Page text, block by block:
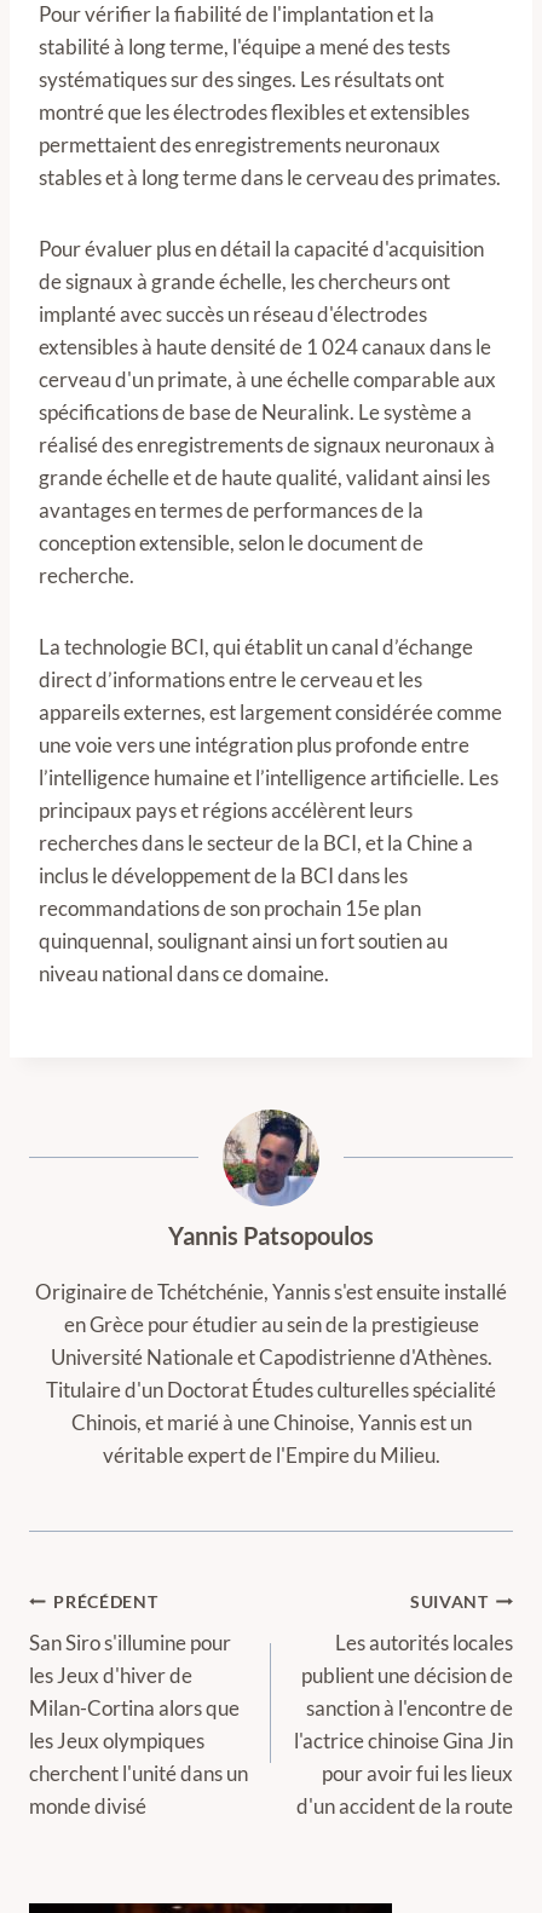
Pour vérifier la fiabilité de l'implantation et la
stabilité à long terme, l'équipe a mené des tests
systématiques sur des singes. Les résultats ont
montré que les électrodes flexibles et extensibles
permettaient des enregistrements neuronaux
stables et à long terme dans le cerveau des primates.
Pour évaluer plus en détail la capacité d'acquisition
de signaux à grande échelle, les chercheurs ont
implanté avec succès un réseau d'électrodes
extensibles à haute densité de 1 024 canaux dans le
cerveau d'un primate, à une échelle comparable aux
spécifications de base de Neuralink. Le système a
réalisé des enregistrements de signaux neuronaux à
grande échelle et de haute qualité, validant ainsi les
avantages en termes de performances de la
conception extensible, selon le document de
recherche.
La technologie BCI, qui établit un canal d’échange
direct d’informations entre le cerveau et les
appareils externes, est largement considérée comme
une voie vers une intégration plus profonde entre
l’intelligence humaine et l’intelligence artificielle. Les
principaux pays et régions accélèrent leurs
recherches dans le secteur de la BCI, et la Chine a
inclus le développement de la BCI dans les
recommandations de son prochain 15e plan
quinquennal, soulignant ainsi un fort soutien au
niveau national dans ce domaine.
Yannis Patsopoulos
Originaire de Tchétchénie, Yannis s'est ensuite installé
en Grèce pour étudier au sein de la prestigieuse
Université Nationale et Capodistrienne d'Athènes.
Titulaire d'un Doctorat Études culturelles spécialité
Chinois, et marié à une Chinoise, Yannis est un
véritable expert de l'Empire du Milieu.
Navigation
de
l’article
PRÉCÉDENT
San Siro s'illumine pour
les Jeux d'hiver de
Milan-Cortina alors que
les Jeux olympiques
cherchent l'unité dans un
monde divisé
SUIVANT
Les autorités locales
publient une décision de
sanction à l'encontre de
l'actrice chinoise Gina Jin
pour avoir fui les lieux
d'un accident de la route